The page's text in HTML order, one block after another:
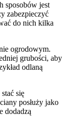
sposobów jest
zabezpieczyć
do nich kilka
ogrodowym.
grubości, aby
odlaną
się
posłuży jako
dodadzą